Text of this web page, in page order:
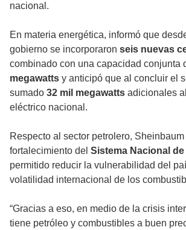
nacional.
En materia energética, informó que
gobierno se incorporaron seis nuevas
combinado con una capacidad conjunta
megawatts y anticipó que al concluir el
sumado 32 mil megawatts adicionales
eléctrico nacional.
Respecto al sector petrolero, Sheinbaum
fortalecimiento del Sistema Nacional
permitido reducir la vulnerabilidad del
volatilidad internacional de los
“Gracias a eso, en medio de la crisis
tiene petróleo y combustibles a buen